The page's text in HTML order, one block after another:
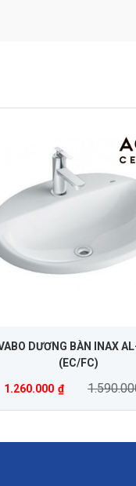
DƯƠNG BÀN INAX
(EC/FC)
1.260.000 ₫